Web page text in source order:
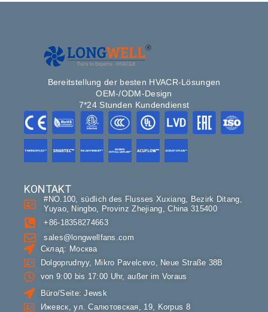
Bereitstellung der besten HVACR-Lösungen
OEM-/ODM-Design
7*24 Stunden Kundendienst
KONTAKT
#NO.100, südlich des Flusses Xuxiang, Bezirk Ditang,
Yuyao, Ningbo, Provinz Zhejiang, China 315400
+86-18358274663
sales@longwellfans.com
Склад: Москва
Dolgoprudnyy, Mikro Pavelcevo, Neue Straße 38В
von 9:00 bis 17:00 Uhr, außer im Voraus
Büro/Seite: Jewsk
Ижевск, ул. Салютовская, 19, Korpus 8